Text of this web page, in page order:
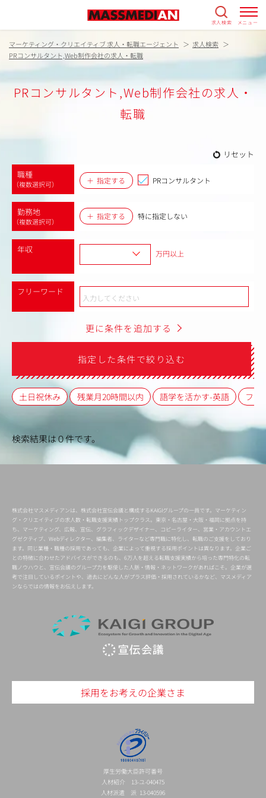
求人検索 メニュー
マーケティング・クリエイティブ 求人・転職エージェント
求人検索
PRコンサルタント,Web制作会社の求人・転職
PRコンサルタント,Web制作会社の求人・
転職
リセット
職種
（複数選択可） 指定する PRコンサルタント
勤務地
（複数選択可）
指定する 特に指定しない
年収 万円以上
フリーワード
更に条件を追加する
指定した条件で絞り込む
土日祝休み 残業月20時間以内 語学を活かす-英語 フレ
検索結果は０件です。
株式会社マスメディアンは、株式会社宣伝会議と構成するKAIGIグループの一員です。マーケティン
グ・クリエイティブの求人数・転職支援実績トップクラス。東京・名古屋・大阪・福岡に拠点を持
ち、マーケティング、広報、宣伝、グラフィックデザイナー、コピーライター、営業・アカウントエ
グゼクティブ、Webディレクター、編集者、ライターなど専門職に特化し、転職のご支援をしており
ます。同じ業種・職種の採用であっても、企業によって重視する採用ポイントは異なります。企業ご
との特徴に合わせたアドバイスができるのも、6万人を超える転職支援実績から培った専門特化の転
職ノウハウと、宣伝会議のグループ力を駆使した人脈・情報・ネットワークがあればこそ。企業が選
考で注目しているポイントや、過去にどんな人がプラス評価・採用されているかなど、マスメディア
ンならではの情報をお伝えします。
採用をお考えの企業さま
厚生労働大臣許可番号
人材紹介 13-ユ-040475
人材派遣 派 13-040596